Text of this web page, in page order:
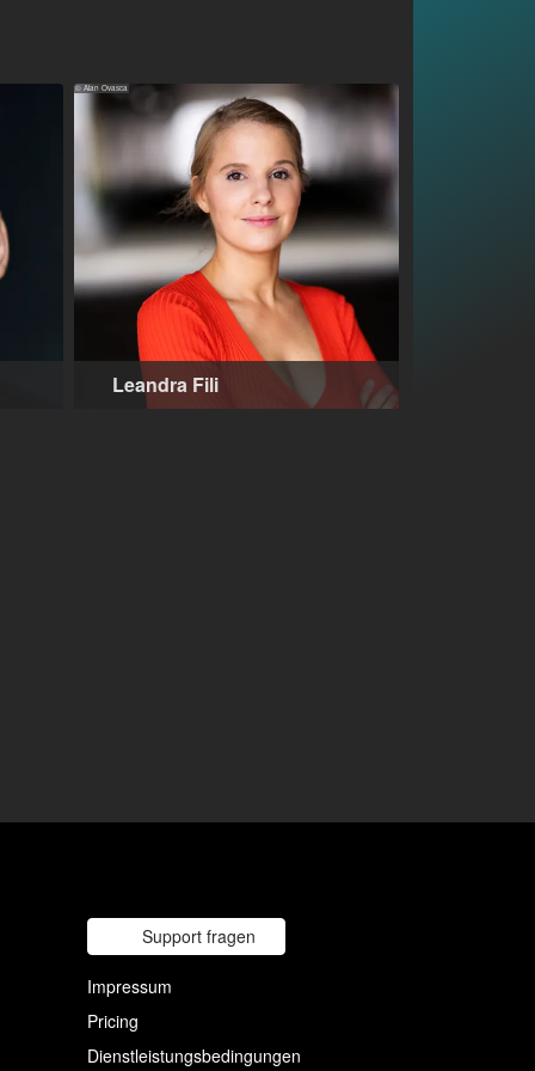
© Alan Ovasca
München (DE)
Leandra Fili
Support fragen
Impressum
Pricing
Dienstleistungsbedingungen